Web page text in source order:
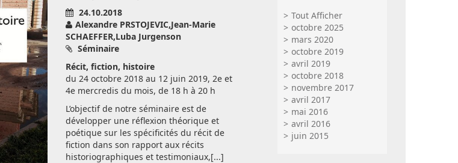
24.10.2018
Alexandre PRSTOJEVIC,Jean-Marie
SCHAEFFER,Luba Jurgenson
Séminaire
Récit, fiction, histoire
du 24 octobre 2018 au 12 juin 2019, 2e et
4e mercredis du mois, de 18 h à 20 h
L’objectif de notre séminaire est de
développer une réflexion théorique et
poétique sur les spécificités du récit de
fiction dans son rapport aux récits
historiographiques et testimoniaux,[...]
Tout Afficher
octobre 2025
mars 2020
octobre 2019
avril 2019
octobre 2018
novembre 2017
avril 2017
mai 2016
avril 2016
juin 2015